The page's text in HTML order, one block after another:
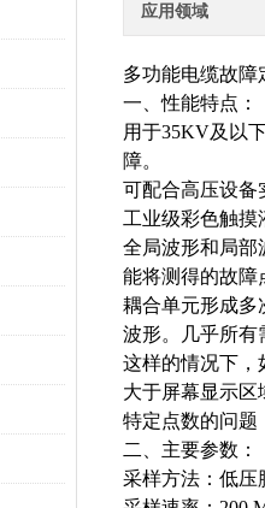
应用领域
多功能电缆故障
一、性能特点：
用于35KV及以
障。
可配合高压设备
工业级彩色触
全局波形和局部
能将测得的故障
耦合单元形成多
波形。几乎所有
这样的情况下，
大于屏幕显示
特定点数的问题
二、主要参数：
采样方法：低压